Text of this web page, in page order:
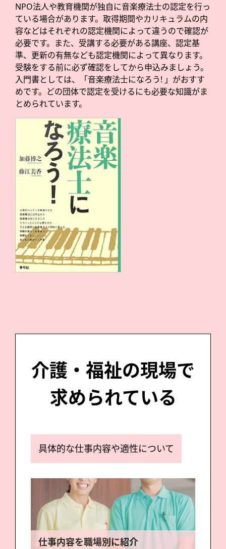
NPO法人や教育機関が独自に音楽療法士の認定を行っ
ている場合があります。取得期間やカリキュラムの内
容などはそれぞれの認定機関によって違うので確認が
必要です。また、受講する必要がある講座、認定基
準、更新の有無なども認定機関によって異なります。
受験をする前に必ず確認をしてから申込みましょう。
入門書としては、「音楽療法士になろう! 」がおすす
めです。どの団体で認定を受けるにも必要な知識がま
とめられています。
介護・福祉の現場で
求められている
具体的な仕事内容や適性について
仕事内容を職場別に紹介